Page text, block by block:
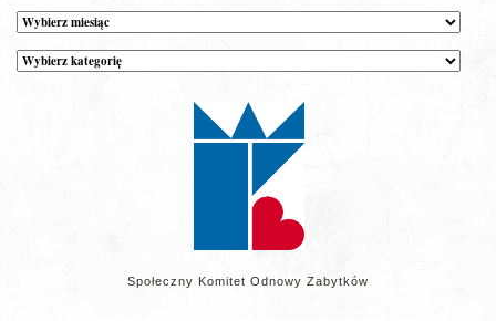
Archiwum
Kategorie
wpisów
Społeczny Komitet Odnowy Zabytków